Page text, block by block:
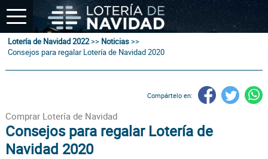
Lotería de Navidad 2022>> Noticias>>
Consejos para regalar Lotería de Navidad 2020
Compártelo en:
Comprar Lotería de Navidad
Consejos para regalar Lotería de
Navidad 2020